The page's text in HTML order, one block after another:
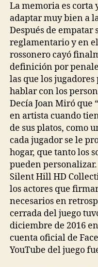
La memoria es corta
adaptar muy bien a
Después de empatar
reglamentario y en
rossonero cayó
definición por
las que los
hablar con los
Decía Joan Miró que
en artista cuando
de sus platos, como
cada jugador se le
hogar, que tanto los
pueden
Silent Hill HD
los actores que
necesarios en
cerrada del juego
diciembre de 2016
cuenta oficial de
YouTube del juego